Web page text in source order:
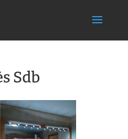
Sdb